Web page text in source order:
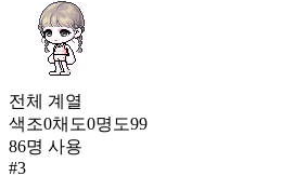
따뜻한 가을 단화(여)
21,510
찬란한 흉성 슈즈
21,051
142
전체 계열
색조0채도0명도99
86명 사용
#3